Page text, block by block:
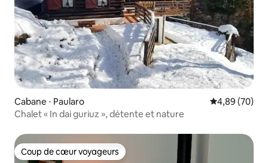
Cabane ⋅ Paularo Évaluation
4,89 (70)
Chalet « In dai guriuz », détente et nature
Coup de cœur voyageurs
Coup de cœur voyageurs